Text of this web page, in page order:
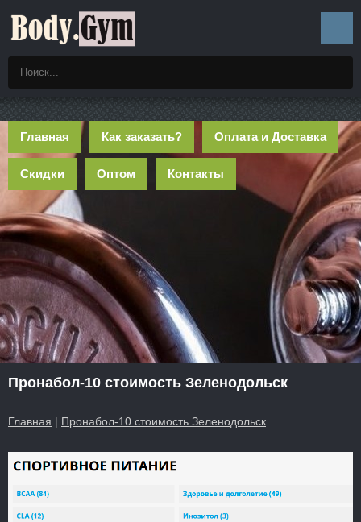
Главная Как заказать? Оплата и Доставка
Скидки Оптом Контакты
Пронабол-10 стоимость Зеленодольск
Главная | Пронабол-10 стоимость Зеленодольск